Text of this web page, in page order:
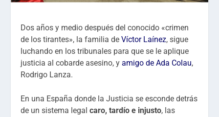
Dos años y medio después del conocido «crimen
de los tirantes», la familia deVíctor Laínez, sigue
luchando en los tribunales para que se le aplique
justicia al cobarde asesino, yamigo de Ada Colau,
Rodrigo Lanza.
En una España donde la Justicia se esconde detrás
de un sistema legalcaro, tardío e injusto, las